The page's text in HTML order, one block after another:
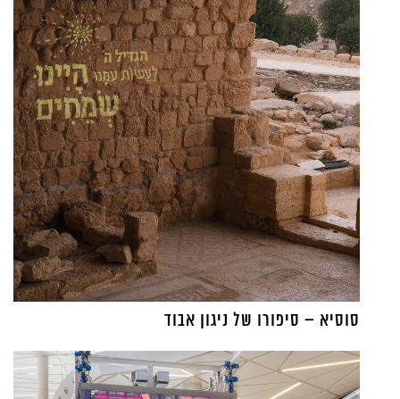
סוסיא – סיפורו של ניגון אבוד